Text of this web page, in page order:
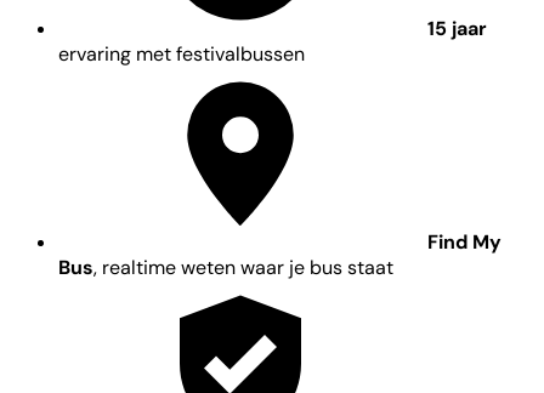
15 jaar
ervaring met festivalbussen
Find My
Bus, realtime weten waar je bus staat